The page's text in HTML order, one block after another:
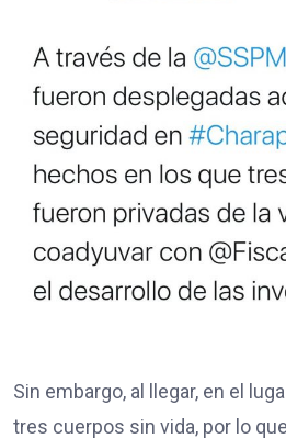
Sin embargo, al llegar, en el
tres cuerpos sin vida, por lo